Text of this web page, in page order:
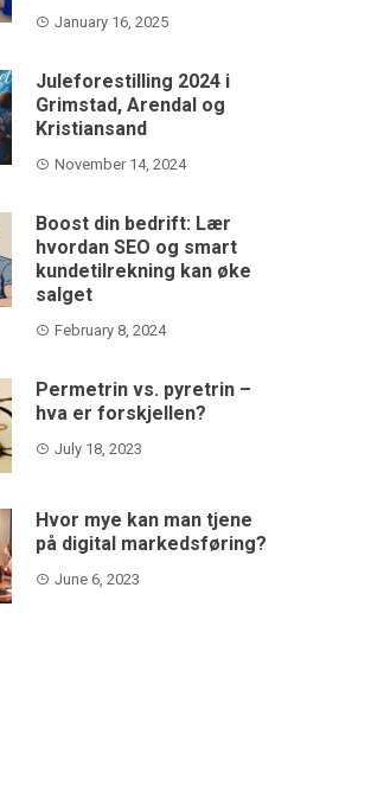
January 16, 2025
Juleforestilling 2024 i
Grimstad, Arendal og
Kristiansand
November 14, 2024
Boost din bedrift: Lær
hvordan SEO og smart
kundetilrekning kan øke
salget
February 8, 2024
Permetrin vs. pyretrin –
hva er forskjellen?
July 18, 2023
Hvor mye kan man tjene
på digital markedsføring?
June 6, 2023